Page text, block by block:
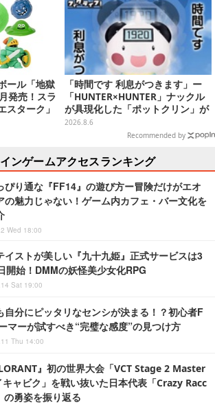
ール「地獄
発売！スラ
スターク」
飛び出す
「時間です 利息がつきます」ー
「HUNTER×HUNTER」ナックル
が具現化した「ポットクリン」が
貯金箱としてプライズ展開
2026.8.6
Recommended by
ンゲームアクセスランキング
ぴり通な『FF14』の遊び方ー冒険だけがエオ
の魅力じゃない！ゲーム内カフェ・バー文化を
Wed 18:00
イストが美しい『九十九姫』正式サービスは3
開始！DMMの妖怪美少女化RPG
Sat 19:00
自分にピッタリなセンシが決まる！？初心者F
マーが試すべき“完璧な感度”の見つけ方
Thu 14:00
』初の世界大会「VCT Stage 2 Master
キャビク」を戦い抜いた日本代表「Crazy Racc
勇姿を振り返る